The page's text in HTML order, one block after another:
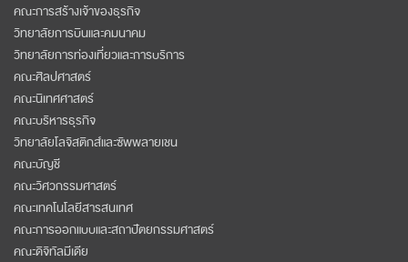
คณะการสร้างเจ้าของธุรกิจ
วิทยาลัยการบินและคมนาคม
วิทยาลัยการท่องเที่ยวและการบริการ
คณะศิลปศาสตร์
คณะนิเทศศาสตร์
คณะบริหารธุรกิจ
วิทยาลัยโลจิสติกส์และซัพพลายเชน
คณะบัญชี
คณะวิศวกรรมศาสตร์
คณะเทคโนโลยีสารสนเทศ
คณะการออกแบบและสถาปัตยกรรมศาสตร์
คณะดิจิทัลมีเดีย